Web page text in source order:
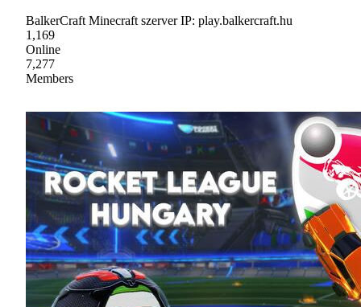
BalkerCraft Minecraft szerver IP: play.balkercraft.hu
1,169
Online
7,277
Members